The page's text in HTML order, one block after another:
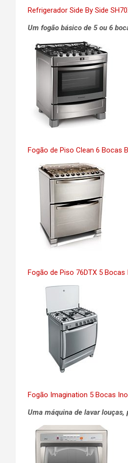
Refrigerador Side By Side
Um fogão básico de 5 ou 6
Fogão de Piso Clean 6 Bocas
Fogão de Piso 76DTX 5
Fogão Imagination 5 Bocas
Uma máquina de lavar louças,